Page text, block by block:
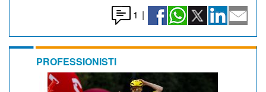
1 |
PROFESSIONISTI